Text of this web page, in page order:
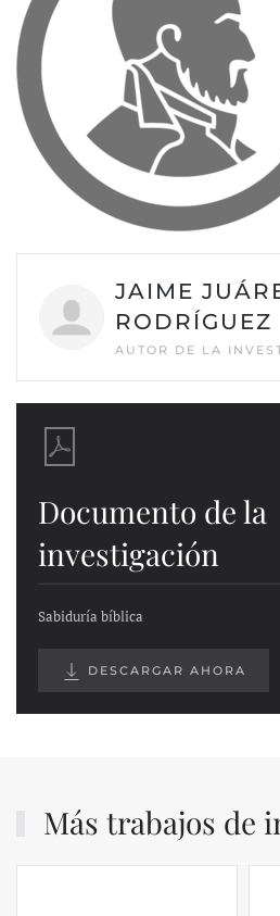
JAIME
RODRÍGUEZ
AUTOR DE LA
Documento de la
investigación
Sabiduría bíblica
DESCARGAR AHORA
Más trabajos de